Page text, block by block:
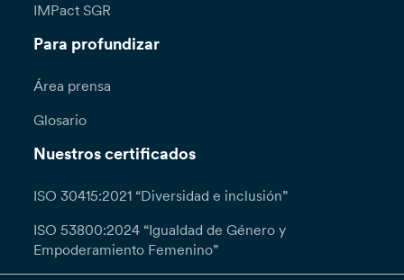
IMPact SGR
Para profundizar
Área prensa
Glosario
Nuestros certificados
ISO 30415:2021 “Diversidad e inclusión”
ISO 53800:2024 “Igualdad de Género y
Empoderamiento Femenino”